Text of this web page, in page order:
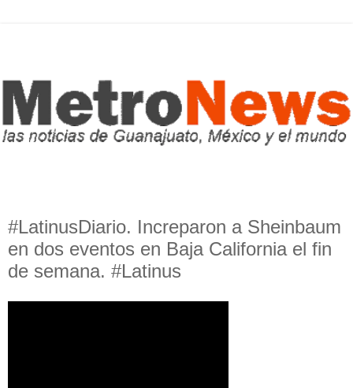
#LatinusDiario. Increparon a Sheinbaum
en dos eventos en Baja California el fin
de semana. #Latinus